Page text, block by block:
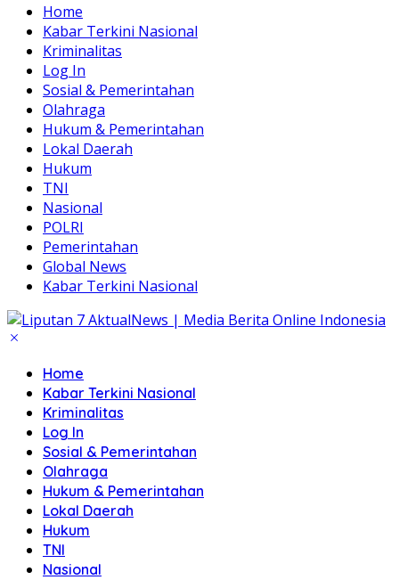
Home
Kabar Terkini Nasional
Kriminalitas
Log In
Sosial & Pemerintahan
Olahraga
Hukum & Pemerintahan
Lokal Daerah
Hukum
TNI
Nasional
POLRI
Pemerintahan
Global News
Kabar Terkini Nasional
Home
Kabar Terkini Nasional
Kriminalitas
Log In
Sosial & Pemerintahan
Olahraga
Hukum & Pemerintahan
Lokal Daerah
Hukum
TNI
Nasional